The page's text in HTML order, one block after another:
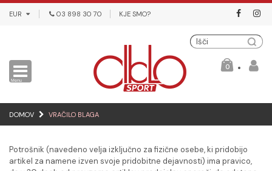
EUR 03 898 30 70 KJE SMO?
Išči
0
DOMOV VRAČILO BLAGA
Potrošnik (navedeno velja izključno za fizične osebe, ki pridobijo
artikel za namene izven svoje pridobitne dejavnosti) ima pravico,